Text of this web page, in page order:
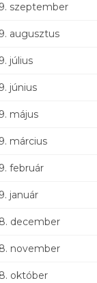
szeptember
augusztus
július
június
május
március
február
január
december
november
október